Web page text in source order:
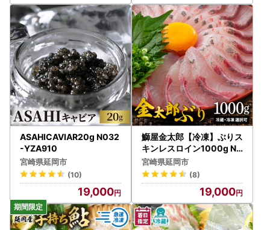
ASAHICAVIAR20g N032
-YZA910
宮崎県延岡市
(10)
19,000
鰤屋金太郎【冷凍】ぶりス
キンレスロイン1000g N0
18-YA974-2
宮崎県延岡市
(8)
19,000